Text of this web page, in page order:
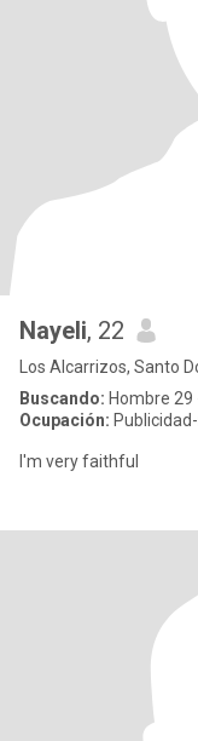
Nayeli, 22
Los Alcarrizos, Santo
Buscando: Hombre 29
Ocupación:
I'm very faithful